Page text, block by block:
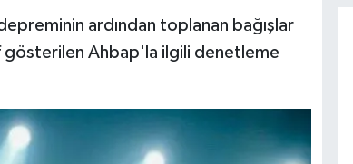
ardından toplanan bağışlar
gösterilen Ahbap'la ilgili denetleme